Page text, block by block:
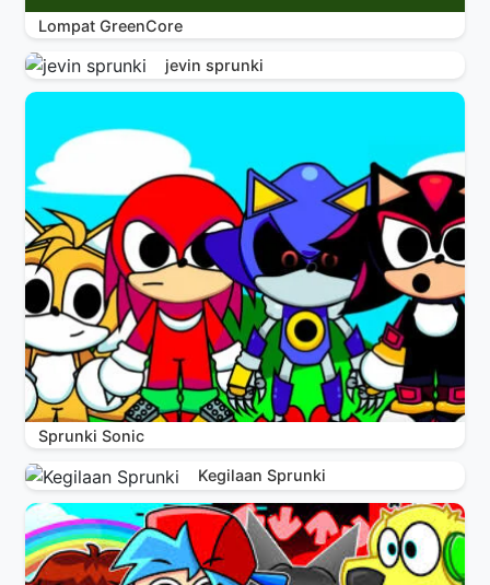
Lompat GreenCore
jevin sprunki
Sprunki Sonic
Kegilaan Sprunki